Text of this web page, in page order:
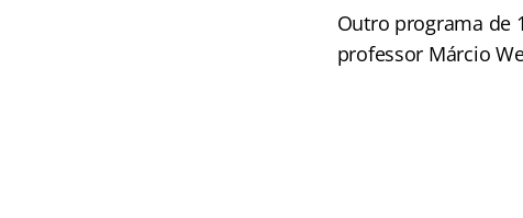
Outro programa de
professor Márcio